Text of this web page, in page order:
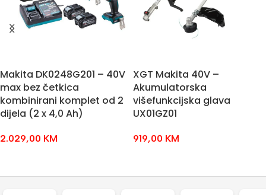
Makita DK0248G201 – 40V
max bez četkica
kombinirani komplet od 2
dijela (2 x 4,0 Ah)
2.029,00 KM
XGT Makita 40V –
Akumulatorska
višefunkcijska glava
UX01GZ01
919,00 KM